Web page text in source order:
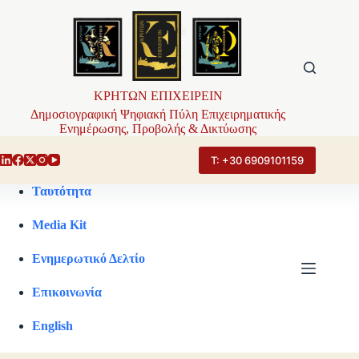
ΚΡΗΤΩΝ ΕΠΙΧΕΙΡΕΙΝ
Δημοσιογραφική Ψηφιακή Πύλη Επιχειρηματικής
Ενημέρωσης, Προβολής & Δικτύωσης
Τ: +30 6909101159
Ταυτότητα
Media Kit
Ενημερωτικό Δελτίο
Επικοινωνία
English